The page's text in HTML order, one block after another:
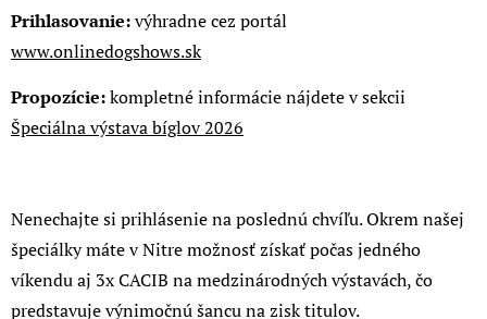
Prihlasovanie:výhradne cez portál
www.onlinedogshows.sk
Propozície:kompletné informácie nájdete v sekcii
Špeciálna výstava bíglov 2026
Nenechajte si prihlásenie na poslednú chvíľu. Okrem našej
špeciálky máte v Nitre možnosť získať počas jedného
víkendu aj 3x CACIB na medzinárodných výstavách, čo
predstavuje výnimočnú šancu na zisk titulov.